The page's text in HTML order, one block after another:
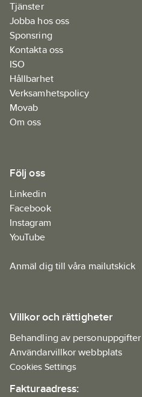
Tjänster
Jobba hos oss
Sponsring
Kontakta oss
ISO
Hållbarhet
Verksamhetspolicy
Movab
Om oss
Följ oss
Linkedin
Facebook
Instagram
YouTube
Anmäl dig till våra mailutskick
Villkor och rättigheter
Behandling av personuppgifter
Användarvillkor webbplats
Cookies Settings
Fakturaadress: